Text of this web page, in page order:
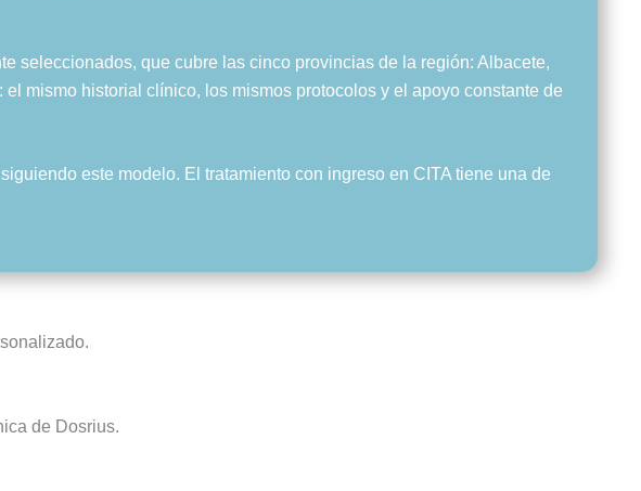
seleccionados, que cubre las cinco provincias de la región: Albacete,
mismo historial clínico, los mismos protocolos y el apoyo constante de
este modelo. El tratamiento con ingreso en CITA tiene una de
de Dosrius.